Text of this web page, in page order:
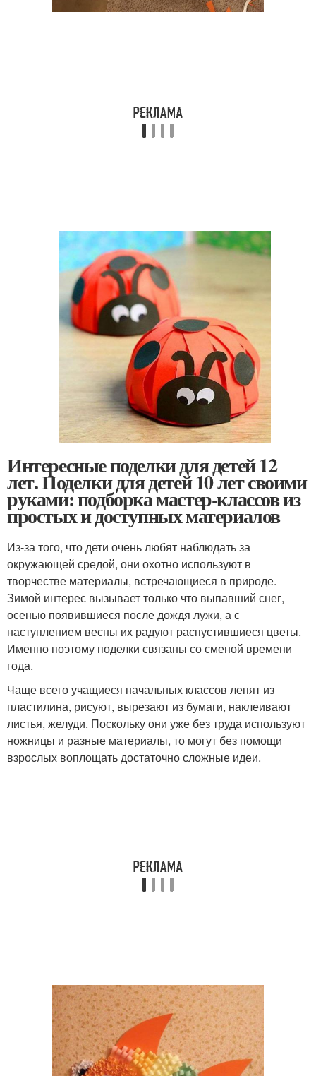
Интересные поделки для детей 12
лет. Поделки для детей 10 лет своими
руками: подборка мастер-классов из
простых и доступных материалов
Из-за того, что дети очень любят наблюдать за
окружающей средой, они охотно используют в
творчестве материалы, встречающиеся в природе.
Зимой интерес вызывает только что выпавший снег,
осенью появившиеся после дождя лужи, а с
наступлением весны их радуют распустившиеся цветы.
Именно поэтому поделки связаны со сменой времени
года.
Чаще всего учащиеся начальных классов лепят из
пластилина, рисуют, вырезают из бумаги, наклеивают
листья, желуди. Поскольку они уже без труда используют
ножницы и разные материалы, то могут без помощи
взрослых воплощать достаточно сложные идеи.